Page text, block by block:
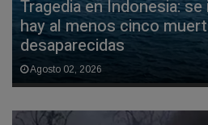
Tragedia en Indonesia:
hay al menos cinco
desaparecidas
Agosto 02, 2026